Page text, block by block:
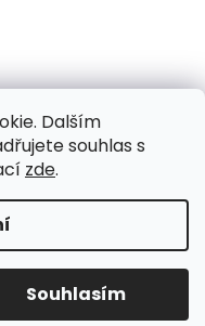
Dalším
souhlas s
zde.
Souhlasím
. Všechna práva
cookies